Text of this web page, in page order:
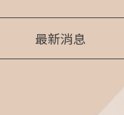
最新消息